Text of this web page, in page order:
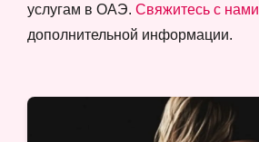
услугам в ОАЭ. Свяжитесь с нами
дополнительной информации.